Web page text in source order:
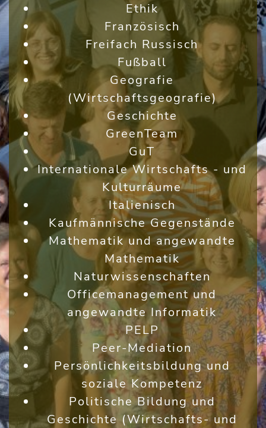
Ethik
Französisch
Freifach Russisch
Fußball
Geografie
(Wirtschaftsgeografie)
Geschichte
GreenTeam
GuT
Internationale Wirtschafts - und
Kulturräume
Italienisch
Kaufmännische Gegenstände
Mathematik und angewandte
Mathematik
Naturwissenschaften
Officemanagement und
angewandte Informatik
PELP
Peer-Mediation
Persönlichkeitsbildung und
soziale Kompetenz
Politische Bildung und
Geschichte (Wirtschafts- und